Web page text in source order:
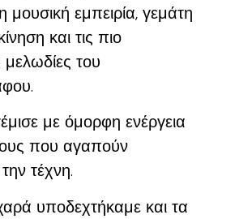
μουσική εμπειρία, γεμάτη
και τις πιο
του
με όμορφη ενέργεια
που αγαπούν
τέχνη.
υποδεχτήκαμε και τα